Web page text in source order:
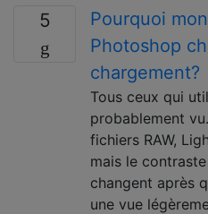
5
Pourquoi
Photoshop
chargement?
Tous ceux qui
probablement
fichiers RAW,
mais le
changent après
une vue